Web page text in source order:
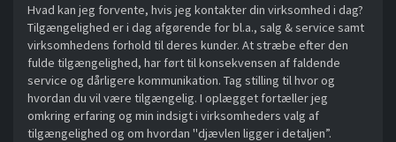
Hvad kan jeg forvente, hvis jeg kontakter din virksomhed i dag?
Tilgængelighed er i dag afgørende for bl.a., salg & service samt
virksomhedens forhold til deres kunder. At stræbe efter den
fulde tilgængelighed, har ført til konsekvensen af faldende
service og dårligere kommunikation. Tag stilling til hvor og
hvordan du vil være tilgængelig. I oplægget fortæller jeg
omkring erfaring og min indsigt i virksomheders valg af
tilgængelighed og om hvordan "djævlen ligger i detaljen”.